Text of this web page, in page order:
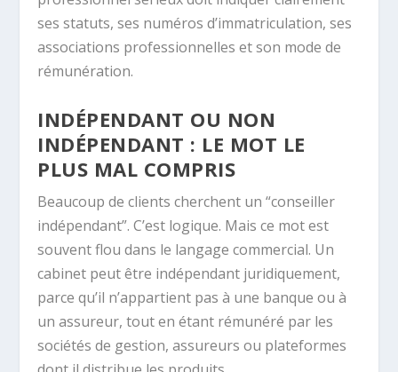
ses statuts, ses numéros d’immatriculation, ses
associations professionnelles et son mode de
rémunération.
INDÉPENDANT OU NON
INDÉPENDANT : LE MOT LE
PLUS MAL COMPRIS
Beaucoup de clients cherchent un “conseiller
indépendant”. C’est logique. Mais ce mot est
souvent flou dans le langage commercial. Un
cabinet peut être indépendant juridiquement,
parce qu’il n’appartient pas à une banque ou à
un assureur, tout en étant rémunéré par les
sociétés de gestion, assureurs ou plateformes